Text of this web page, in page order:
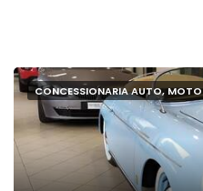
CONCESSIONARIA AUTO, MOTO